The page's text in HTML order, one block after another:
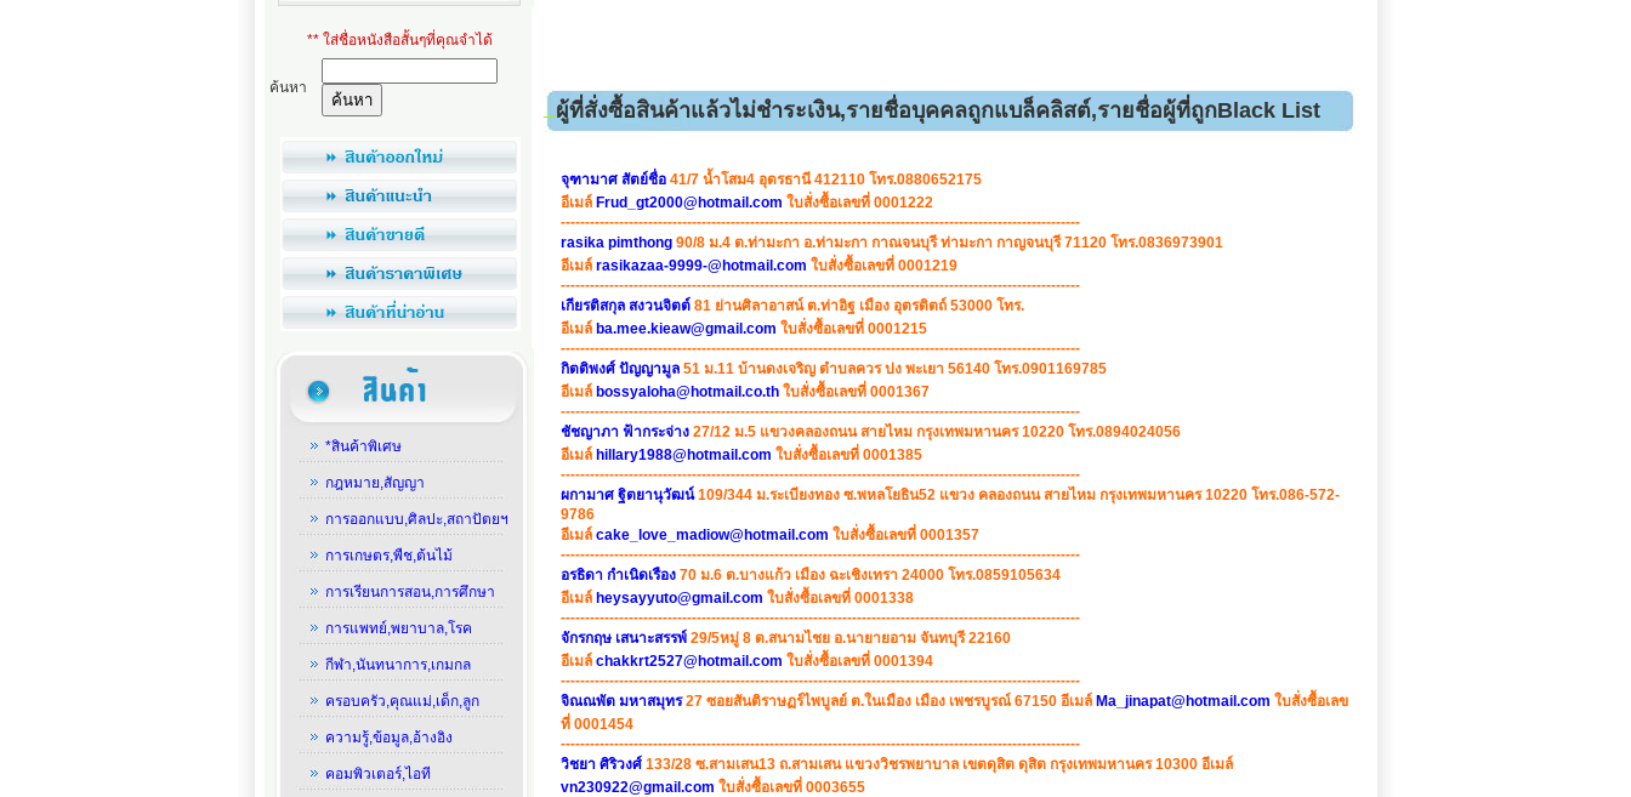
** ใส่ชื่อหนังสือสั้นๆที่คุณจำได้
ค้นหา
*สินค้าพิเศษ
กฎหมาย,สัญญา
การออกแบบ,ศิลปะ,สถาปัตยฯ
การเกษตร,พืช,ต้นไม้
การเรียนการสอน,การศึกษา
การแพทย์,พยาบาล,โรค
กีฬา,นันทนาการ,เกมกล
ครอบครัว,คุณแม่,เด็ก,ลูก
ความรู้,ข้อมูล,อ้างอิง
คอมพิวเตอร์,ไอที
ผู้ที่สั่งซื้อสินค้าแล้วไม่ชำระเงิน,รายชื่อบุคคลถูกแบล็คลิสต์,รายชื่อผู้ที่ถูกBlack List
จุฑามาศ สัตย์ชื่อ 41/7 น้ำโสม4 อุดรธานี 412110 โทร.0880652175
อีเมล์ Frud_gt2000@hotmail.com ใบสั่งซื้อเลขที่ 0001222
-----------------------------------------------------------------------------------------------------------
rasika pimthong 90/8 ม.4 ต.ท่ามะกา อ.ท่ามะกา กาณจนบุรี ท่ามะกา กาญจนบุรี 71120 โทร.0836973901
อีเมล์ rasikazaa-9999-@hotmail.com ใบสั่งซื้อเลขที่ 0001219
-----------------------------------------------------------------------------------------------------------
เกียรติสกุล สงวนจิตต์ 81 ย่านศิลาอาสน์ ต.ท่าอิฐ เมือง อุตรดิตถ์ 53000 โทร.
อีเมล์ ba.mee.kieaw@gmail.com ใบสั่งซื้อเลขที่ 0001215
-----------------------------------------------------------------------------------------------------------
กิตติพงศ์ ปัญญามูล 51 ม.11 บ้านดงเจริญ ตำบลควร ปง พะเยา 56140 โทร.0901169785
อีเมล์ bossyaloha@hotmail.co.thใบสั่งซื้อเลขที่ 0001367
-----------------------------------------------------------------------------------------------------------
ชัชญาภา ฟ้ากระจ่าง 27/12 ม.5 แขวงคลองถนน สายไหม กรุงเทพมหานคร 10220 โทร.0894024056
อีเมล์ hillary1988@hotmail.com ใบสั่งซื้อเลขที่ 0001385
-----------------------------------------------------------------------------------------------------------
ผกามาศ ฐิตยานุวัฒน์109/344 ม.ระเบียงทอง ซ.พหลโยธิน52 แขวง คลองถนน สายไหม กรุงเทพมหานคร 10220 โทร.086-572-
9786
อีเมล์ cake_love_madiow@hotmail.com ใบสั่งซื้อเลขที่ 0001357
-----------------------------------------------------------------------------------------------------------
อรธิดา กำเนิดเรือง 70 ม.6 ต.บางแก้ว เมือง ฉะเชิงเทรา 24000 โทร.0859105634
อีเมล์ heysayyuto@gmail.com ใบสั่งซื้อเลขที่ 0001338
-----------------------------------------------------------------------------------------------------------
จักรกฤษ เสนาะสรรพ์ 29/5หมู่ 8 ต.สนามไชย อ.นายายอาม จันทบุรี 22160
อีเมล์ chakkrt2527@hotmail.com ใบสั่งซื้อเลขที่ 0001394
-----------------------------------------------------------------------------------------------------------
จิณณพัต มหาสมุทร27 ซอยสันติราษฏร์ไพบูลย์ ต.ในเมือง เมือง เพชรบูรณ์ 67150 อีเมล์ Ma_jinapat@hotmail.com ใบสั่งซื้อเลข
ที่ 0001454
-----------------------------------------------------------------------------------------------------------
วิชยา ศิริวงศ์ 133/28 ซ.สามเสน13 ถ.สามเสน แขวงวิชรพยาบาล เขตดุสิต ดุสิต กรุงเทพมหานคร 10300 อีเมล์
vn230922@gmail.com ใบสั่งซื้อเลขที่ 0003655